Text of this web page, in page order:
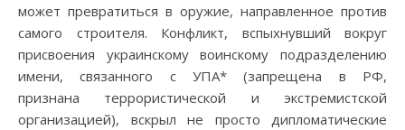
может превратиться в оружие, направленное против
самого строителя. Конфликт, вспыхнувший вокруг
присвоения украинскому воинскому подразделению
имени, связанного с УПА* (запрещена в РФ,
признана террористической и экстремистской
организацией), вскрыл не просто дипломатические